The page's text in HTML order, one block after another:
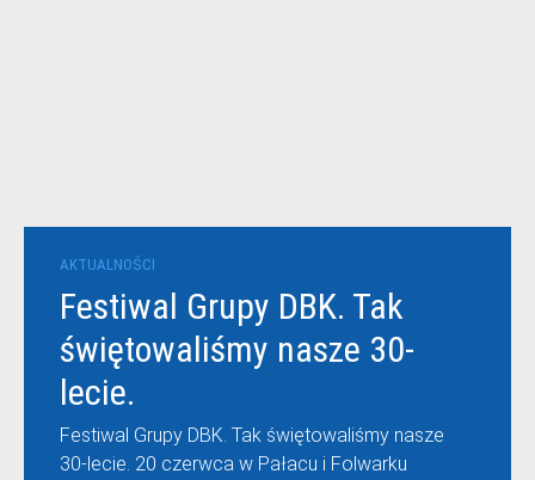
AKTUALNOŚCI
Festiwal Grupy DBK. Tak
świętowaliśmy nasze 30-
lecie.
Festiwal Grupy DBK. Tak świętowaliśmy nasze
30-lecie. 20 czerwca w Pałacu i Folwarku